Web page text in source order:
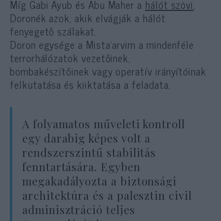
Míg Gabi Ayub és Abu Maher a hálót szövi,
Doronék azok, akik elvágják a hálót
fenyegető szálakat.
Doron egysége a Mista’arvim a mindenféle
terrorhálózatok vezetőinek,
bombakészítőinek vagy operatív irányítóinak
felkutatása és kiiktatása a feladata.
A folyamatos műveleti kontroll
egy darabig képes volt a
rendszerszintű stabilitás
fenntartására. Egyben
megakadályozta a biztonsági
architektúra és a palesztin civil
adminisztráció teljes